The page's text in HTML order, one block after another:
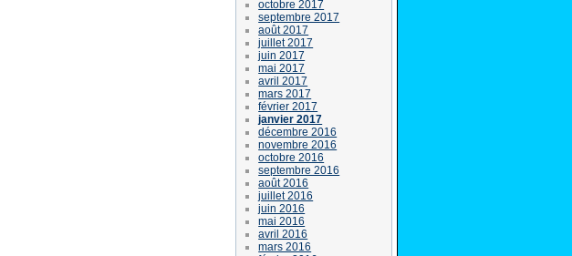
octobre 2017
septembre 2017
août 2017
juillet 2017
juin 2017
mai 2017
avril 2017
mars 2017
février 2017
janvier 2017
décembre 2016
novembre 2016
octobre 2016
septembre 2016
août 2016
juillet 2016
juin 2016
mai 2016
avril 2016
mars 2016